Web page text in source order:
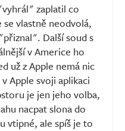
zaplatil co
se vlastně neodvolá,
Další soud s
v Americe ho
už z Apple nemá nic
Apple svoji aplikaci
je jen jeho volba,
nacpat slona do
vtipné, ale spíš je to